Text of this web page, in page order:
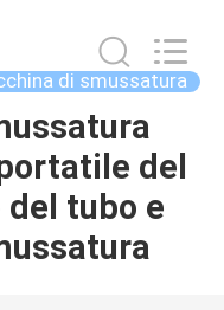
di smussatura
del
tubo e